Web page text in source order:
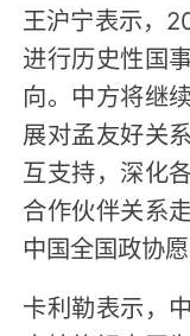
王沪宁表示，
进行历史性国
向。中方将继
展对孟友好关
互支持，深化
合作伙伴关系
中国全国政协
卡利勒表示，